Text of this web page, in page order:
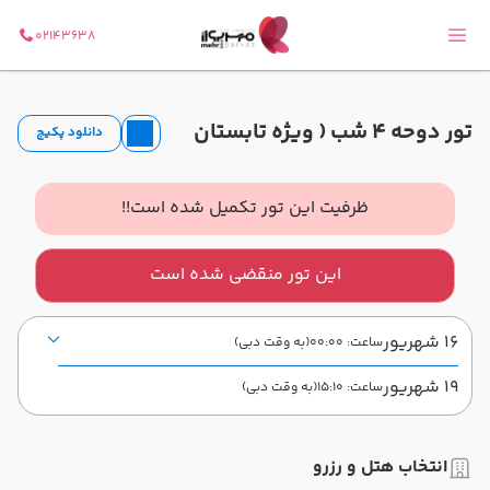
02143638
تور دوحه 4 شب ( ویژه تابستان
دانلود پکیج
ظرفیت این تور تکمیل شده است!!
این تور منقضی شده است
16 شهریور ساعت: 00:00 (به وقت دبی)
19 شهریور ساعت: 15:10 (به وقت دبی)
شروع سفر دوحه فرودگاه بین‌المللی حمد DOH
انتخاب هتل و رزرو